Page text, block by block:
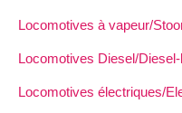
Locomotives à vapeur/
Locomotives Diesel/
Locomotives électriques/